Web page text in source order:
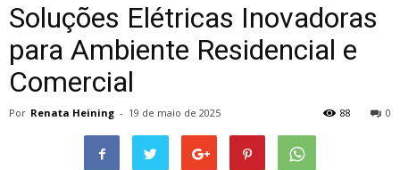
Soluções Elétricas Inovadoras
para Ambiente Residencial e
Comercial
Por Renata Heining - 19 de maio de 2025 0
88